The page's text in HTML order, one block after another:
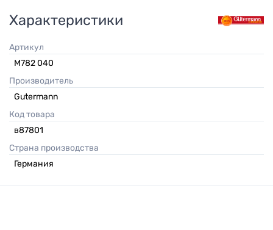
Характеристики
Артикул
M782 040
Производитель
Gutermann
Код товара
в87801
Страна производства
Германия